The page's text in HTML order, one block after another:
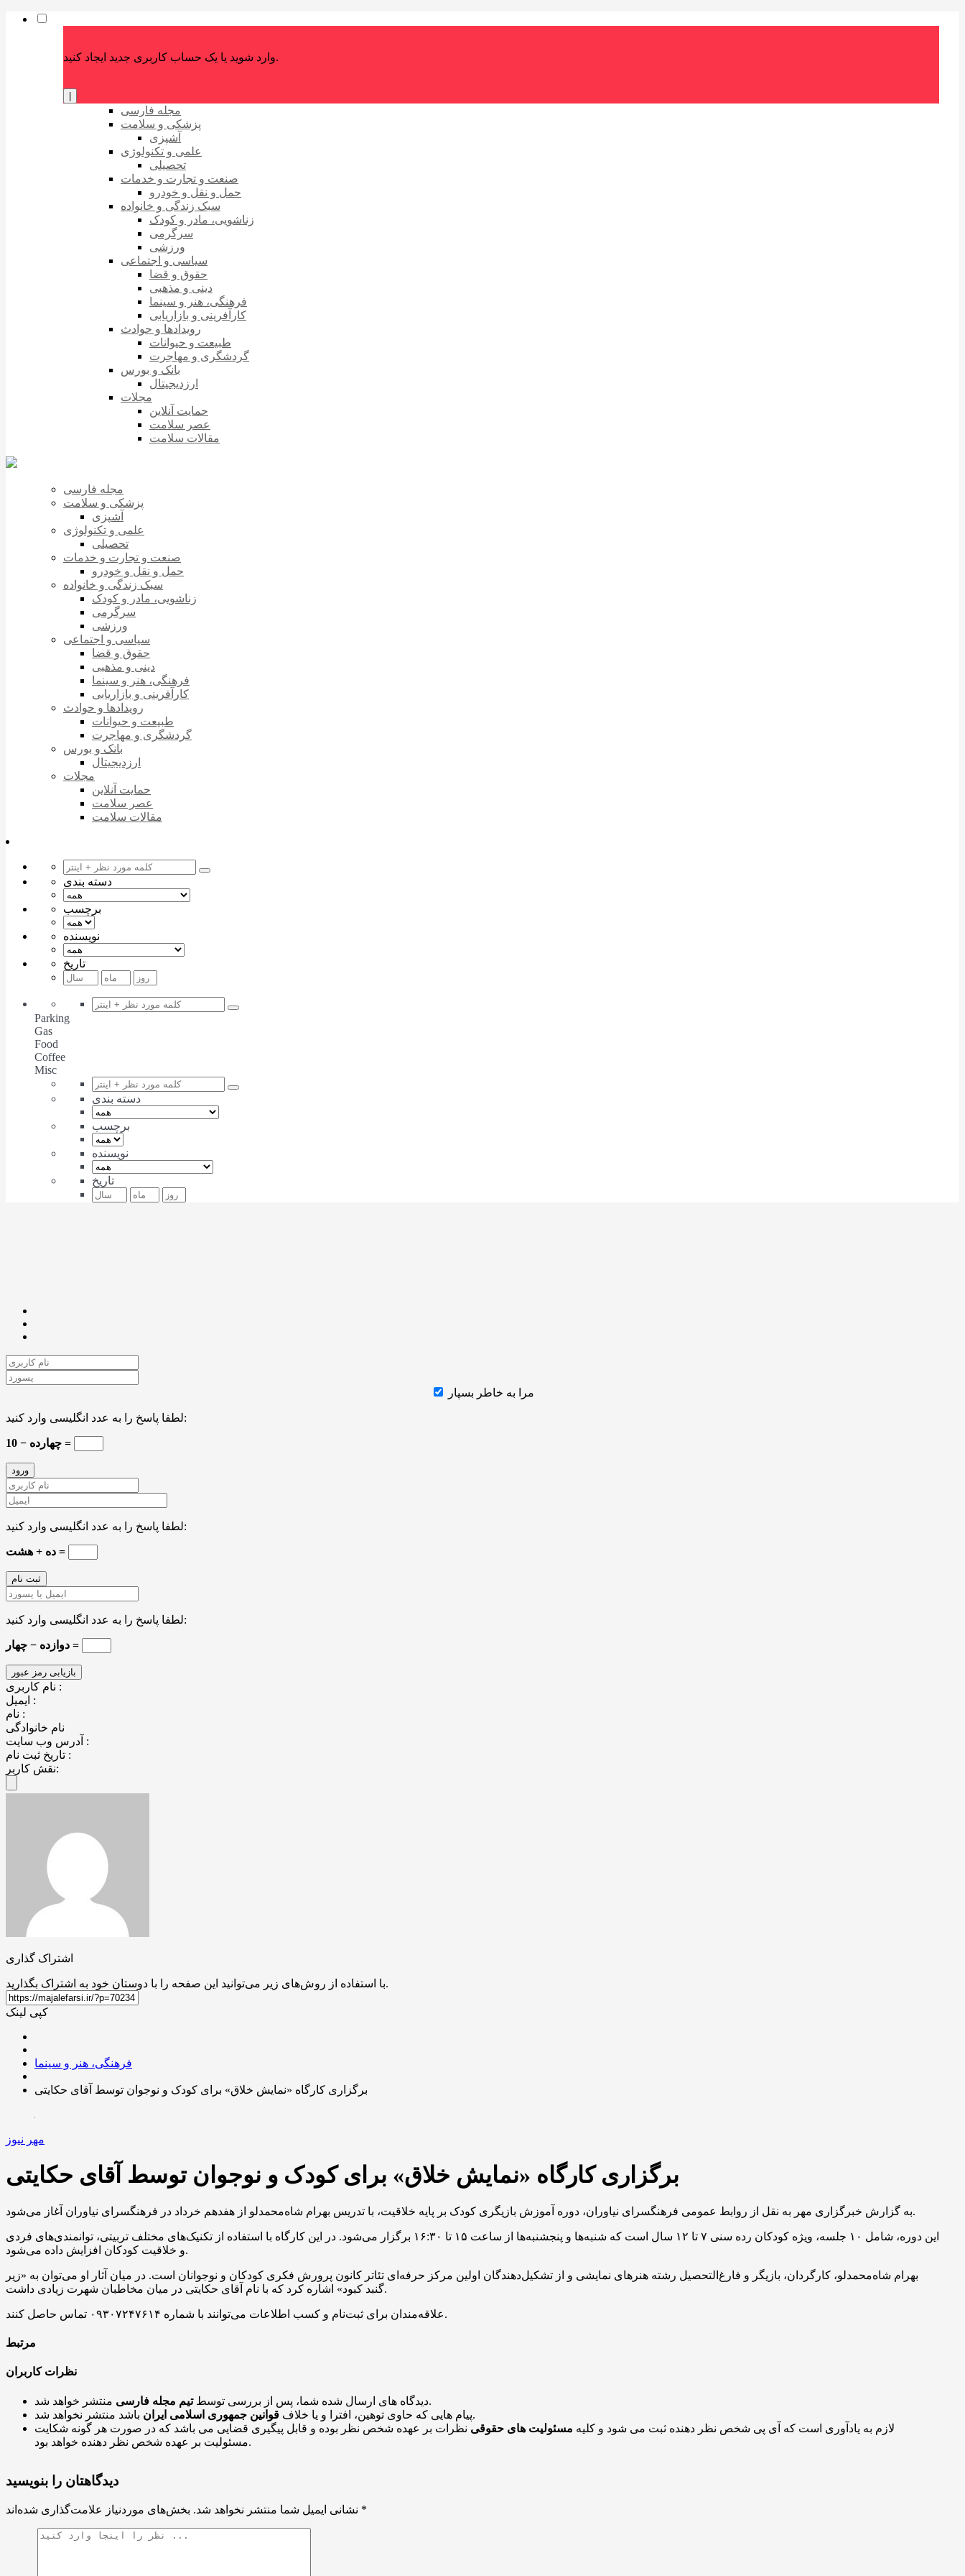
وارد شوید یا یک حساب کاربری جدید ایجاد کنید.
مجله فارسی
پزشکی و سلامت
آشپزی
علمی و تکنولوژی
تحصیلی
صنعت و تجارت و خدمات
حمل و نقل و خودرو
سبک زندگی و خانواده
زناشویی، مادر و کودک
سرگرمی
ورزشی
سیاسی و اجتماعی
حقوق و قضا
دینی و مذهبی
فرهنگی، هنر و سینما
کارآفرینی و بازاریابی
رویدادها و حوادث
طبیعت و حیوانات
گردشگری و مهاجرت
بانک و بورس
ارزدیجیتال
مجلات
حمایت آنلاین
عصر سلامت
مقالات سلامت
مجله فارسی
پزشکی و سلامت
آشپزی
علمی و تکنولوژی
تحصیلی
صنعت و تجارت و خدمات
حمل و نقل و خودرو
سبک زندگی و خانواده
زناشویی، مادر و کودک
سرگرمی
ورزشی
سیاسی و اجتماعی
حقوق و قضا
دینی و مذهبی
فرهنگی، هنر و سینما
کارآفرینی و بازاریابی
رویدادها و حوادث
طبیعت و حیوانات
گردشگری و مهاجرت
بانک و بورس
ارزدیجیتال
مجلات
حمایت آنلاین
عصر سلامت
مقالات سلامت
دسته بندی
برچسب
نویسنده
تاریخ
Parking
Gas
Food
Coffee
Misc
دسته بندی
برچسب
نویسنده
تاریخ
مرا به خاطر بسپار
لطفا پاسخ را به عدد انگلیسی وارد کنید:
چهارده − 10 =
لطفا پاسخ را به عدد انگلیسی وارد کنید:
ده + هشت =
لطفا پاسخ را به عدد انگلیسی وارد کنید:
دوازده − چهار =
نام کاربری :
ایمیل :
نام :
نام خانوادگی
آدرس وب سایت :
تاریخ ثبت نام :
نقش کاربر:
اشتراک گذاری
با استفاده از روش‌های زیر می‌توانید این صفحه را با دوستان خود به اشتراک بگذارید.
کپی لینک
فرهنگی، هنر و سینما
برگزاری کارگاه «نمایش خلاق» برای کودک و نوجوان توسط آقای حکایتی
مهر نیوز
برگزاری کارگاه «نمایش خلاق» برای کودک و نوجوان توسط آقای حکایتی
به گزارش خبرگزاری مهر به نقل از روابط عمومی فرهنگسرای نیاوران، دوره آموزش بازیگری کودک بر پایه خلاقیت، با تدریس بهرام شاه‌محمدلو از هفدهم خرداد در فرهنگسرای نیاوران آغاز می‌شود.
این دوره‌، شامل ۱۰ جلسه، ویژه کودکان رده سنی ۷ تا ۱۲ سال است که شنبه‌ها و پنجشنبه‌ها از ساعت ۱۵ تا ۱۶:۳۰ برگزار می‌شود. در این کارگاه با استفاده از تکنیک‌های مختلف تربیتی، توانمندی‌های فردی
و خلاقیت کودکان افزایش داده می‌شود.
بهرام شاه‌محمدلو، کارگردان، بازیگر و فارغ‌التحصیل رشته هنرهای نمایشی و از تشکیل‌دهندگان اولین مرکز حرفه‌ای تئاتر کانون پرورش فکری کودکان و نوجوانان است. در میان آثار او می‌توان به «زیر
گنبد کبود» اشاره کرد که با نام آقای حکایتی در میان مخاطبان شهرت زیادی داشت.
علاقه‌مندان برای ثبت‌نام و کسب اطلاعات می‌توانند با شماره ۰۹۳۰۷۲۴۷۶۱۴ تماس حاصل کنند.
مرتبط
نظرات کاربران
دیدگاه های ارسال شده شما، پس از بررسی توسطتیم مجله فارسی
منتشر خواهد شد.
پیام هایی که حاوی توهین، افترا و یا خلاف قوانین جمهوری اسلامی ایران
باشد منتشر نخواهد شد.
لازم به یادآوری است که آی پی شخص نظر دهنده ثبت می شود و کلیه مسئولیت های حقوقی نظرات بر عهده شخص نظر بوده و قابل پیگیری قضایی می باشد که در صورت هر گونه شکایت
مسئولیت بر عهده شخص نظر دهنده خواهد بود.
دیدگاهتان را بنویسید
نشانی ایمیل شما منتشر نخواهد شد. *